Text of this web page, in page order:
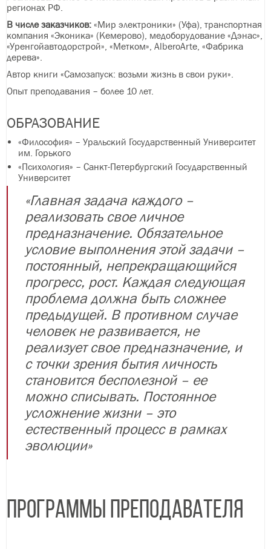
регионах РФ.
В числе заказчиков: «Мир электроники» (Уфа), транспортная
компания «Эконика» (Кемерово), медоборудование «Дэнас»,
«Уренгойавтодорстрой», «Метком», AlberoArte, «Фабрика
дерева».
Автор книги «Самозапуск: возьми жизнь в свои руки».
Опыт преподавания – более 10 лет.
ОБРАЗОВАНИЕ
«Философия» – Уральский Государственный Университет
им. Горького
«Психология» – Санкт-Петербургский Государственный
Университет
«Главная задача каждого –
реализовать свое личное
предназначение. Обязательное
условие выполнения этой задачи –
постоянный, непрекращающийся
прогресс, рост. Каждая следующая
проблема должна быть сложнее
предыдущей. В противном случае
человек не развивается, не
реализует свое предназначение, и
с точки зрения бытия личность
становится бесполезной – ее
можно списывать. Постоянное
усложнение жизни – это
естественный процесс в рамках
эволюции»
Программы преподавателя